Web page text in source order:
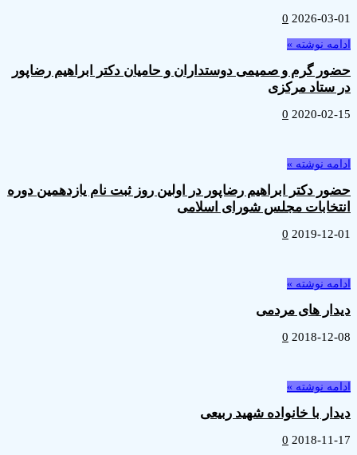
2026-
0
نوشته »
گرم و صمیمی دوستداران و حامیان دکتر ابراهیم رضاپور
مرکزی
2020-
0
نوشته »
دکتر ابراهیم رضاپور در اولین روز ثبت نام یازدهمین دوره
مجلس شورای اسلامی
2019-
0
نوشته »
های مردمی
2018-
0
نوشته »
با خانواده شهید ربیعی
2018-
0